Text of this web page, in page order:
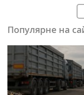
Популярне на